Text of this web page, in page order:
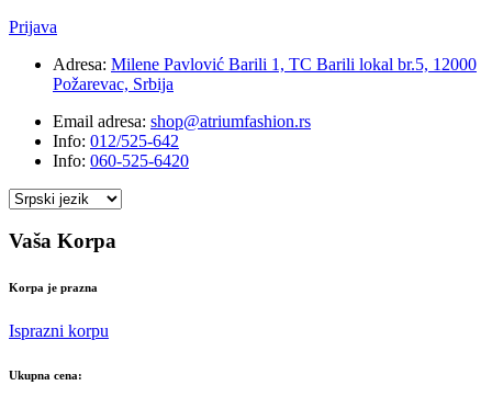
Prijava
Adresa: Milene Pavlović Barili 1, TC Barili lokal br.5, 12000
Požarevac, Srbija
Email adresa: shop@atriumfashion.rs
Info: 012/525-642
Info: 060-525-6420
Vaša Korpa
Korpa je prazna
Isprazni korpu
Ukupna cena: